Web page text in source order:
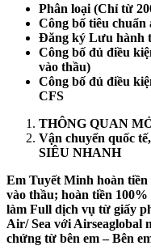
Phân loại (Chỉ từ
Công bố tiêu
Đăng ký Lưu hành
Công bố đủ điều
vào thầu)
Công bố đủ điều
CFS
THÔNG QUAN
Vận chuyển quốc
SIÊU NHANH
Em Tuyết Minh hoàn tiền
vào thầu; hoàn tiền
làm Full dịch vụ từ giấy
Air/ Sea với Airseaglobal
chứng từ bên em – Bên